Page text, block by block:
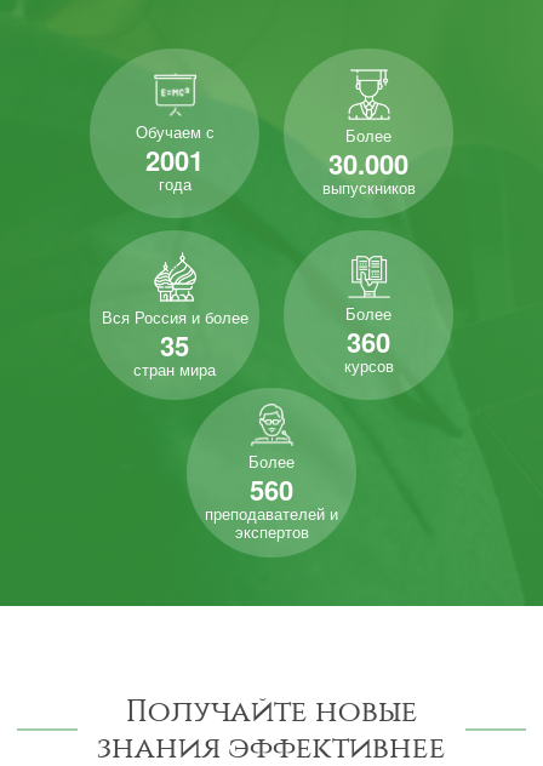
Обучаем с
2001
года
Более
30.000
выпускников
Вся Россия и более
35
стран мира
Более
360
курсов
Более
560
преподавателей и
экспертов
Получайте новые
знания эффективнее